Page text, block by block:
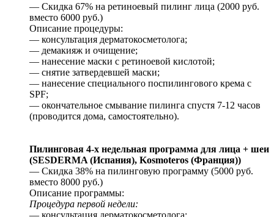
— Скидка 67% на ретиноевый пилинг лица (2000 руб.
вместо 6000 руб.)
Описание процедуры:
— консультация дерматокосметолога;
— демакияж и очищение;
— нанесение маски с ретиноевой кислотой;
— снятие затвердевшей маски;
— нанесение специального поспилингового крема с
SPF;
— окончательное смывание пилинга спустя 7-12 часов
(проводится дома, самостоятельно).
Пилинговая 4-х недельная программа для лица + шеи
(SESDERMA (Испания), Kosmoteros (Франция))
— Скидка 38% на пилинговую программу (5000 руб.
вместо 8000 руб.)
Описание программы:
Процедура первой недели:
— консультация дерматокосметолога;